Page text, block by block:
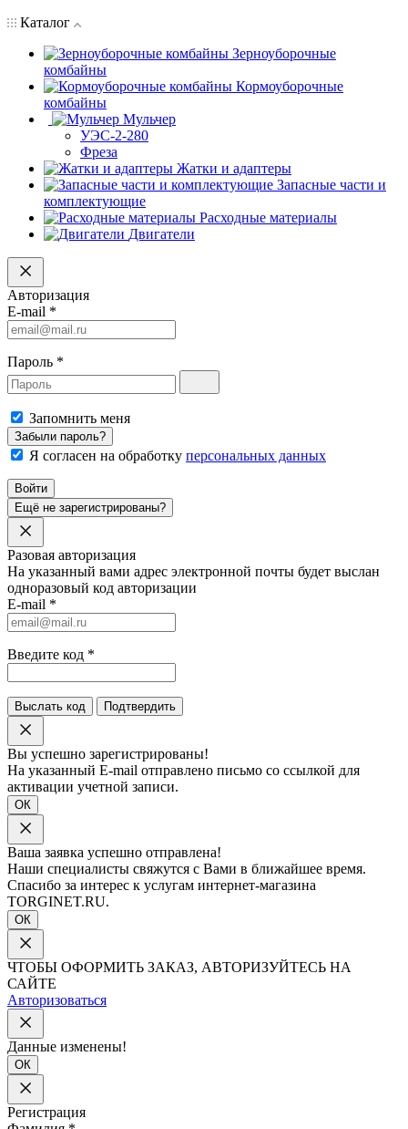
Каталог
Зерноуборочные
комбайны
Кормоуборочные
комбайны
Мульчер
УЭС-2-280
Фреза
Жатки и адаптеры
Запасные части и
комплектующие
Расходные материалы
Двигатели
Авторизация
E-mail *
Пароль *
Запомнить меня
Забыли пароль?
Я согласен на обработку персональных данных
Войти
Ещё не зарегистрированы?
Разовая авторизация
На указанный вами адрес электронной почты будет выслан
одноразовый код авторизации
E-mail *
Введите код *
Выслать код Подтвердить
Вы успешно зарегистрированы!
На указанный E-mail отправлено письмо со ссылкой для
активации учетной записи.
ОК
Ваша заявка успешно отправлена!
Наши специалисты свяжутся с Вами в ближайшее время.
Спасибо за интерес к услугам интернет-магазина
TORGINET.RU.
ОК
ЧТОБЫ ОФОРМИТЬ ЗАКАЗ, АВТОРИЗУЙТЕСЬ НА
САЙТЕ
Авторизоваться
Данные изменены!
ОК
Регистрация